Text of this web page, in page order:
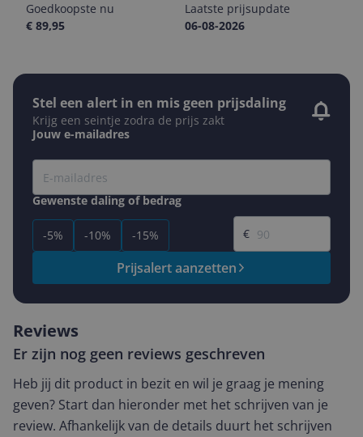
Goedkoopste nu
€ 89,95
Laatste prijsupdate
06-08-2026
Stel een alert in en mis geen prijsdaling
Krijg een seintje zodra de prijs zakt
Jouw e-mailadres
Gewenste daling of bedrag
-5% -10% -15%
Gewenste prijs
€
Prijsalert aanzetten
Reviews
Er zijn nog geen reviews geschreven
Heb jij dit product in bezit en wil je graag je mening
geven? Start dan hieronder met het schrijven van je
review. Afhankelijk van de details duurt het schrijven